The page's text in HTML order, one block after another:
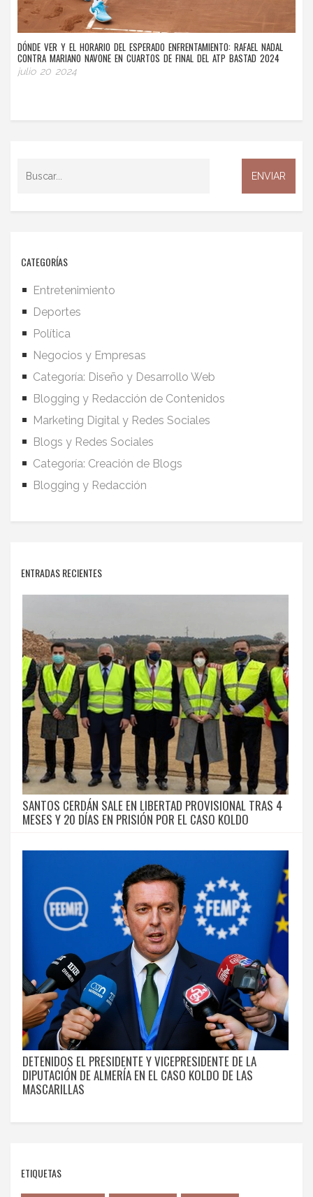
DÓNDE VER Y EL HORARIO DEL ESPERADO ENFRENTAMIENTO: RAFAEL NADAL
CONTRA MARIANO NAVONE EN CUARTOS DE FINAL DEL ATP BASTAD 2024
julio 20 2024
CATEGORÍAS
Entretenimiento
Deportes
Política
Negocios y Empresas
Categoría: Diseño y Desarrollo Web
Blogging y Redacción de Contenidos
Marketing Digital y Redes Sociales
Blogs y Redes Sociales
Categoría: Creación de Blogs
Blogging y Redacción
ENTRADAS RECIENTES
SANTOS CERDÁN SALE EN LIBERTAD PROVISIONAL TRAS 4
MESES Y 20 DÍAS EN PRISIÓN POR EL CASO KOLDO
DETENIDOS EL PRESIDENTE Y VICEPRESIDENTE DE LA
DIPUTACIÓN DE ALMERÍA EN EL CASO KOLDO DE LAS
MASCARILLAS
ETIQUETAS